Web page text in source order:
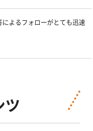
よるフォローがとても迅速
ツ